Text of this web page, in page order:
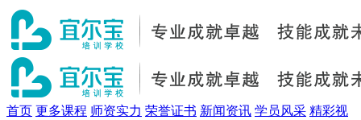
首页 更多课程 师资实力 荣誉证书 新闻资讯 学员风采 精彩视